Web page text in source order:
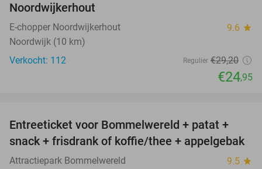
Noordwijkerhout
E-chopper Noordwijkerhout 9.6 star
Noordwijk (10 km)
Verkocht: 112
Regulier €29,20
€24,95
23%
Entreeticket voor Bommelwereld + patat +
snack + frisdrank of koffie/thee + appelgebak
Attractiepark Bommelwereld 9.5 star